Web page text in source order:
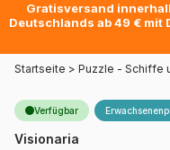
Gratisversand
Deutschlands ab 49 € mit
Startseite > Puzzle - Schiffe
Verfügbar
Visionaria